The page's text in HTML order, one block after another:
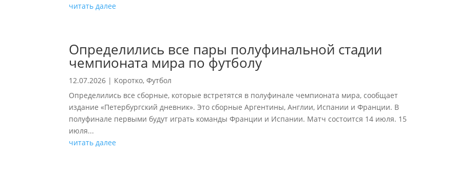
читать далее
Определились все пары полуфинальной стадии
чемпионата мира по футболу
12.07.2026 | Коротко,Футбол
Определились все сборные, которые встретятся в полуфинале чемпионата мира, сообщает
издание «Петербургский дневник». Это сборные Аргентины, Англии, Испании и Франции. В
полуфинале первыми будут играть команды Франции и Испании. Матч состоится 14 июля. 15
июля...
читать далее